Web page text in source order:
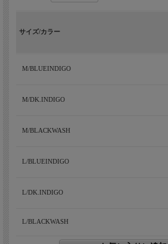
サイズ/カラー
M/BLUEINDIGO
M/DK.INDIGO
M/BLACKWASH
L/BLUEINDIGO
L/DK.INDIGO
L/BLACKWASH